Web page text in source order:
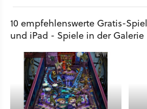
10 empfehlenswerte Gratis-
und iPad - Spiele in der Galerie